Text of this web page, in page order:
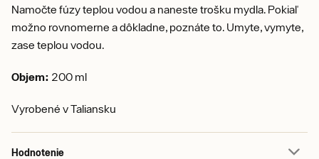
Namočte fúzy teplou vodou a naneste trošku mydla. Pokiaľ
možno rovnomerne a dôkladne, poznáte to. Umyte, vymyte,
zase teplou vodou.
Objem: 200 ml
Vyrobené v Taliansku
Hodnotenie